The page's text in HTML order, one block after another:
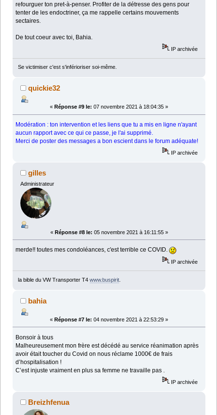
refourguer ton pret-à-penser. Profiter de la détresse des gens pour
tenter de les endoctriner, ça me rappelle certains mouvements
sectaires.
De tout coeur avec toi, Bahia.
IP archivée
Se victimiser c'est s'inférioriser soi-même.
quickie32
« Réponse #9 le: 07 novembre 2021 à 18:04:35 »
Modération : ton intervention et les liens que tu a mis en ligne n'ayant
aucun rapport avec ce qui ce passe, je l'ai supprimé.
Merci de poster des messages a bon escient dans le forum adéquate!
IP archivée
gilles
Administrateur
« Réponse #8 le: 05 novembre 2021 à 16:11:55 »
merde!! toutes mes condoléances, c'est terrible ce COVID.
IP archivée
la bible du VW Transporter T4 www.buspirit.
bahia
« Réponse #7 le: 04 novembre 2021 à 22:53:29 »
Bonsoir à tous
Malheureusement mon frère est décédé au service réanimation après
avoir était toucher du Covid on nous réclame 1000€ de frais
d’hospitalisation !
C’est injuste vraiment en plus sa femme ne travaille pas .
IP archivée
Breizhfenua